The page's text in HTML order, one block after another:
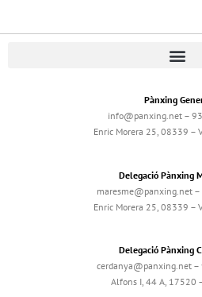
Pànxing
info@panxing.net –
Enric Morera 25, 08339 –
Delegació Pànxing
maresme@panxing.net
Enric Morera 25, 08339 –
Delegació Pànxing
cerdanya@panxing.net
Alfons I, 44 A, 17520